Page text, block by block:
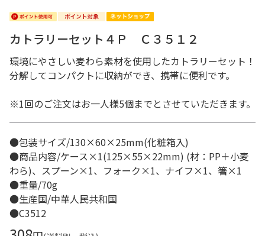
カトラリーセット４Ｐ Ｃ３５１２
環境にやさしい麦わら素材を使用したカトラリーセット！
分解してコンパクトに収納ができ、携帯に便利です。
※1回のご注文はお一人様5個までとさせていただきます。
●包装サイズ/130×60×25mm(化粧箱入)
●商品内容/ケース×1(125×55×22mm) (材：PP＋小麦
わら)、スプーン×1、フォーク×1、ナイフ×1、箸×1
●重量/70g
●生産国/中華人民共和国
●C3512